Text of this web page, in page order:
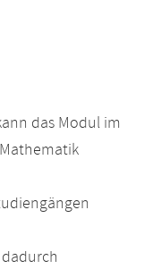
das Modul im